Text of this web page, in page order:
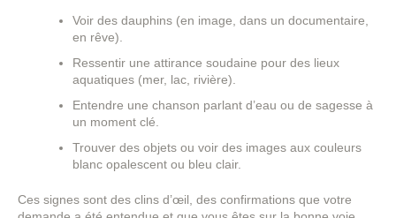
Voir des dauphins (en image, dans un documentaire,
en rêve).
Ressentir une attirance soudaine pour des lieux
aquatiques (mer, lac, rivière).
Entendre une chanson parlant d’eau ou de sagesse à
un moment clé.
Trouver des objets ou voir des images aux couleurs
blanc opalescent ou bleu clair.
Ces signes sont des clins d’œil, des confirmations que votre